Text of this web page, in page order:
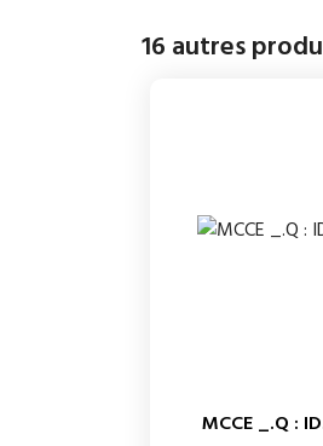
16 autres
MCCE _.Q :